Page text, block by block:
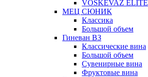
VOSKEVAZ ELITE
МЕЦ СЮНИК
Классика
Большой объем
Гиневан ВЗ
Классические вина
Большой объем
Сувенирные вина
Фруктовые вина